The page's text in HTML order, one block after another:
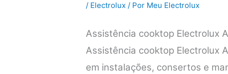
/ Electrolux / Por Meu Electrolux
Assistência cooktop Electrolux
Assistência cooktop Electrolux
em instalações, consertos e